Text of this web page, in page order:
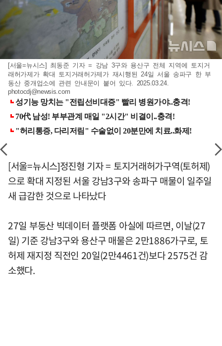
[서울=뉴시스] 최동준 기자 = 강남 3구와 용산구 전체 지역에 토지거
래허가제가 확대 토지거래허가제가 재시행된 24일 서울 송파구 한 부
동산 중개업소에 관련 안내문이 붙어 있다. 2025.03.24.
photocdj@newsis.com
[서울=뉴시스]정진형 기자 = 토지거래허가구역(토허제)
으로 확대 지정된 서울 강남3구와 송파구 매물이 일주일
새 급감한 것으로 나타났다
27일 부동산 빅데이터 플랫폼 아실에 따르면, 이날(27
일) 기준 강남3구와 용산구 매물은 2만1886가구로, 토
허제 재지정 직전인 20일(2만4461건)보다 2575건 감
소했다.